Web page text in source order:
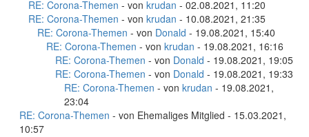
RE: Corona-Themen - von krudan - 02.08.2021, 11:20
RE: Corona-Themen - von krudan - 10.08.2021, 21:35
RE: Corona-Themen - von Donald - 19.08.2021, 15:40
RE: Corona-Themen - von krudan - 19.08.2021, 16:16
RE: Corona-Themen - von Donald - 19.08.2021, 19:05
RE: Corona-Themen - von Donald - 19.08.2021, 19:33
RE: Corona-Themen - von krudan - 19.08.2021,
23:04
RE: Corona-Themen - von Ehemaliges Mitglied - 15.03.2021,
10:57